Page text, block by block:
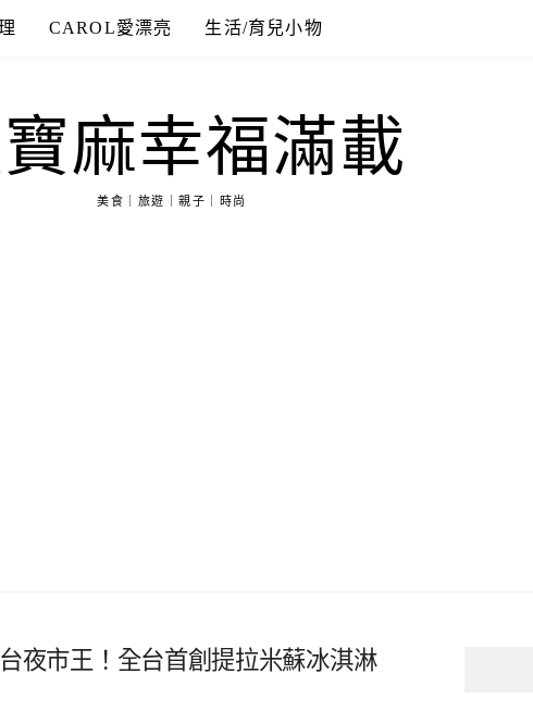
CAROL愛漂亮 生活/育兒小物
麻幸福滿載
美食｜旅遊｜親子｜時尚
夜市王！全台首創提拉米蘇冰淇淋